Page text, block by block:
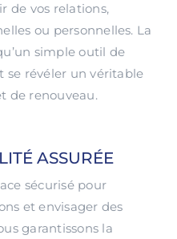
de vos relations,
ou personnelles. La
simple outil de
se révéler un véritable
de renouveau.
ASSURÉE
sécurisé pour
et envisager des
garantissons la